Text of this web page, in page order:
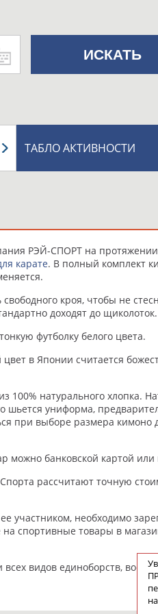
ТАБЛО АКТИВНОСТИ
РЭЙ-СПОРТ на
карате. В полный комплект
кроя, чтобы не
доходят до щиколоток.
футболку белого цвета.
в Японии считается
100% натурального хлопка.
униформа,
при выборе размера кимоно
можно банковской картой
рассчитают точную
необходимо
спортивные товары в
видов единоборств,